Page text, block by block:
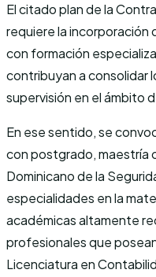
El citado plan de la
requiere la incorporación
con formación
contribuyan a consolidar
supervisión en el ámbito
En ese sentido, se
con postgrado, maestría
Dominicano de la
especialidades en la
académicas altamente
profesionales que
Licenciatura en